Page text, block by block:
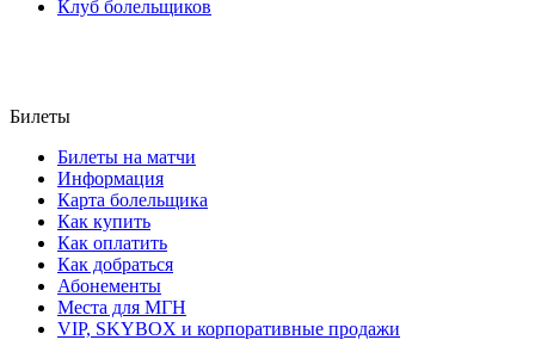
Клуб болельщиков
Билеты
Билеты на матчи
Информация
Карта болельщика
Как купить
Как оплатить
Как добраться
Абонементы
Места для МГН
VIP, SKYBOX и корпоративные продажи